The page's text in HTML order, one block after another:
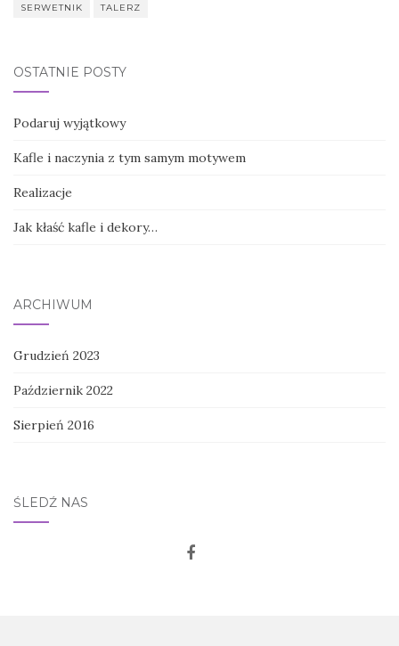
SERWETNIK TALERZ
OSTATNIE POSTY
Podaruj wyjątkowy
Kafle i naczynia z tym samym motywem
Realizacje
Jak kłaść kafle i dekory…
ARCHIWUM
Grudzień 2023
Październik 2022
Sierpień 2016
ŚLEDŹ NAS